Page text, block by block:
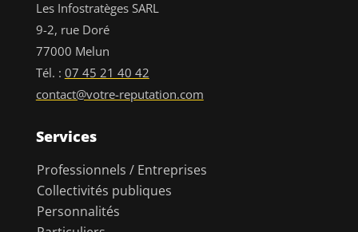
Les Infostratèges SARL
9-2, rue Doré
77000 Melun
Tél. : 07 45 21 40 42
contact@votre-reputation.com
Services
Professionnels / Entreprises
Collectivités publiques
Personnalités